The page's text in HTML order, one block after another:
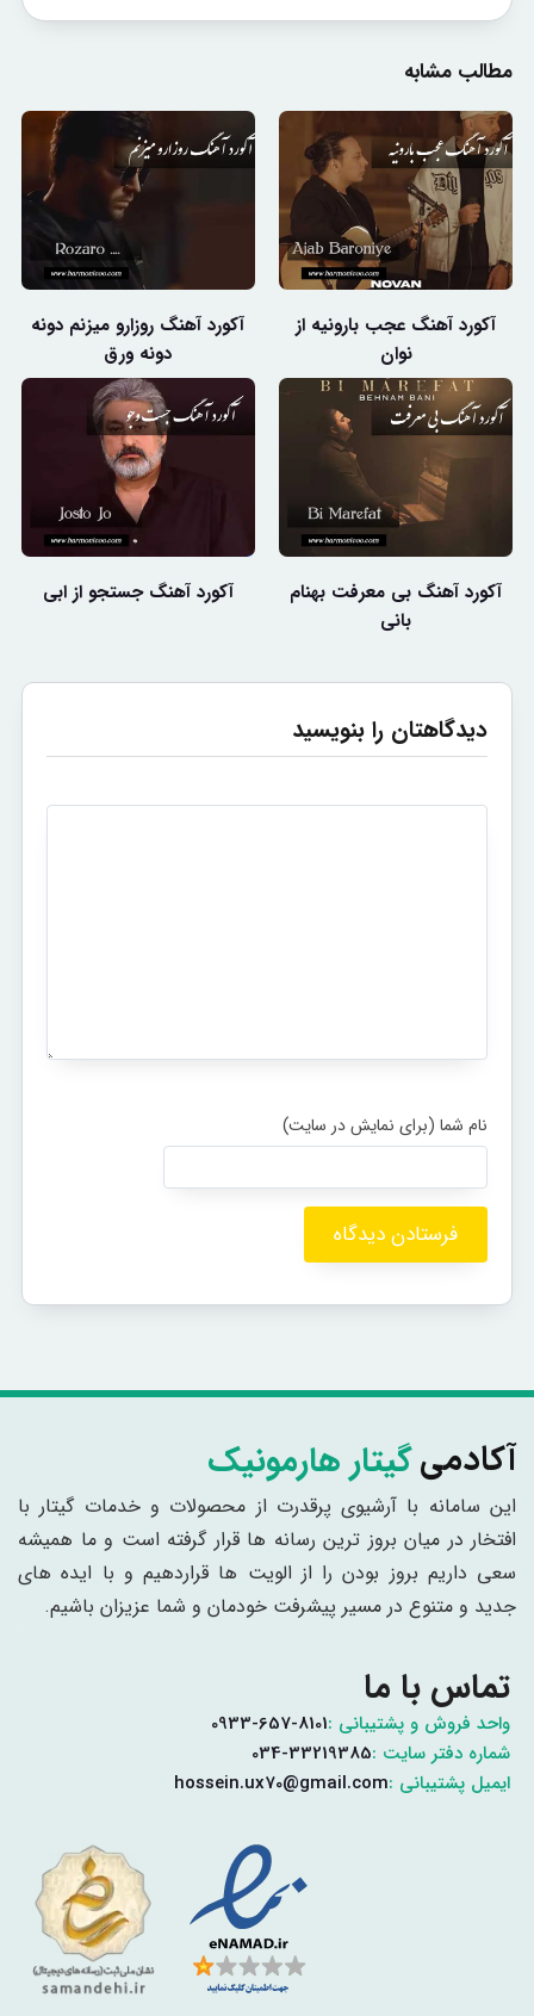
مطالب مشابه
آکورد آهنگ عجب بارونیه از
نوان
آکورد آهنگ روزارو میزنم دونه
دونه ورق
آکورد آهنگ بی معرفت بهنام
بانی
آکورد آهنگ جستجو از ابی
دیدگاهتان را بنویسید
آکادمیگیتار هارمونیک
این سامانه با آرشیوی پرقدرت از محصولات و خدمات گیتار با
افتخار در میان بروز ترین رسانه ها قرار گرفته است و ما همیشه
سعی داریم بروز بودن را از الویت ها قراردهیم و با ایده های
جدید و متنوع در مسیر پیشرفت خودمان و شما عزیزان باشیم.
تماس با ما
واحد فروش و پشتیبانی :0933-657-8101
شماره دفتر سایت :034-33219385
ایمیل پشتیبانی :hossein.ux70@gmail.com